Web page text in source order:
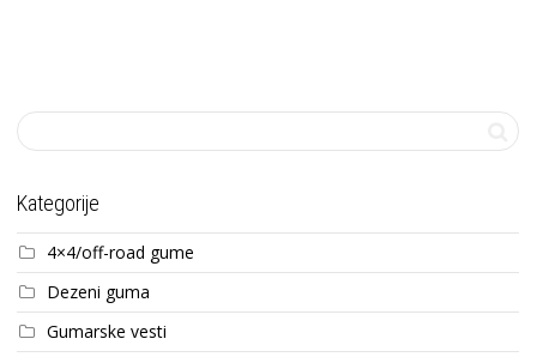
Kategorije
4×4/off-road gume
Dezeni guma
Gumarske vesti